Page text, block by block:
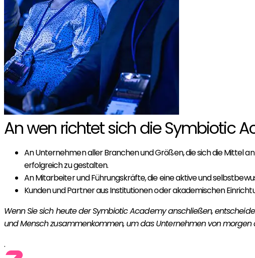
An wen richtet sich die Symbiotic
An Unternehmen aller Branchen und Größen, die sich die Mittel
erfolgreich zu gestalten.
An Mitarbeiter und Führungskräfte, die eine aktive und
Kunden und Partner aus Institutionen oder akademischen
Wenn Sie sich heute der Symbiotic Academy anschließen,
und Mensch zusammenkommen, um das Unternehmen von morgen
.